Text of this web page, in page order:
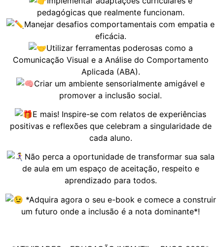
pedagógicas que realmente funcionam.
Manejar desafios comportamentais com empatia e
eficácia.
Utilizar ferramentas poderosas como a
Comunicação Visual e a Análise do Comportamento
Aplicada (ABA).
Criar um ambiente sensorialmente amigável e
promover a inclusão social.
E mais! Inspire-se com relatos de experiências
positivas e reflexões que celebram a singularidade de
cada aluno.
Não perca a oportunidade de transformar sua sala
de aula em um espaço de aceitação, respeito e
aprendizado para todos.
*Adquira agora o seu e-book e comece a construir
um futuro onde a inclusão é a nota dominante*!